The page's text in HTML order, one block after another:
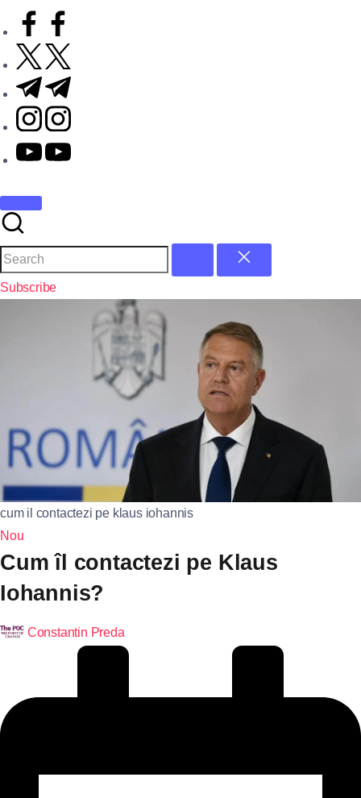
Subscribe
cum il contactezi pe klaus iohannis
Nou
Cum îl contactezi pe Klaus
Iohannis?
Constantin Preda